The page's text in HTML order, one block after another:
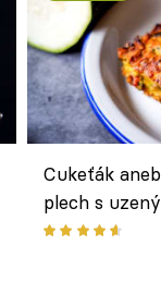
Cukeťák
plech s
způsob, jak